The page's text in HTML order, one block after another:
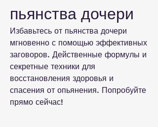
пьянства дочери
Избавьтесь от пьянства дочери
мгновенно с помощью эффективных
заговоров. Действенные формулы и
секретные техники для
восстановления здоровья и
спасения от опьянения. Попробуйте
прямо сейчас!